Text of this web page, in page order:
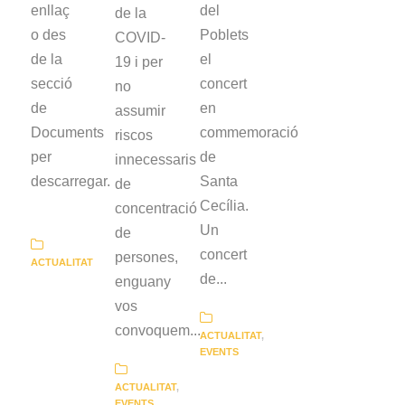
enllaç
o des
de la
secció
de
Documents
per
descarregar.
ACTUALITAT
de la
COVID-
19 i per
no
assumir
riscos
innecessaris
de
concentració
de
persones,
enguany
vos
convoquem...
ACTUALITAT,
del
Poblets
el
concert
en
commemoració
de
Santa
Cecília.
Un
concert
de...
ACTUALITAT,
EVENTS